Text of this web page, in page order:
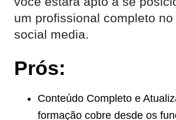
um profissional completo
social media.
Prós:
Conteúdo Completo e
formação cobre desde os